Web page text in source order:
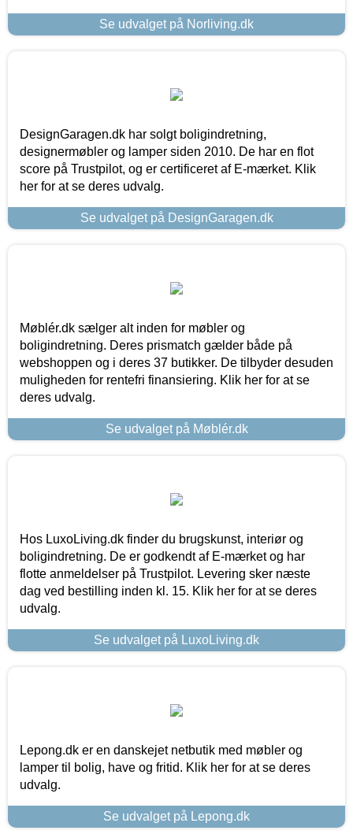
Se udvalget på Norliving.dk
DesignGaragen.dk har solgt boligindretning,
designermøbler og lamper siden 2010. De har en flot
score på Trustpilot, og er certificeret af E-mærket. Klik
her for at se deres udvalg.
Se udvalget på DesignGaragen.dk
Møblér.dk sælger alt inden for møbler og
boligindretning. Deres prismatch gælder både på
webshoppen og i deres 37 butikker. De tilbyder desuden
muligheden for rentefri finansiering. Klik her for at se
deres udvalg.
Se udvalget på Møblér.dk
Hos LuxoLiving.dk finder du brugskunst, interiør og
boligindretning. De er godkendt af E-mærket og har
flotte anmeldelser på Trustpilot. Levering sker næste
dag ved bestilling inden kl. 15. Klik her for at se deres
udvalg.
Se udvalget på LuxoLiving.dk
Lepong.dk er en danskejet netbutik med møbler og
lamper til bolig, have og fritid. Klik her for at se deres
udvalg.
Se udvalget på Lepong.dk